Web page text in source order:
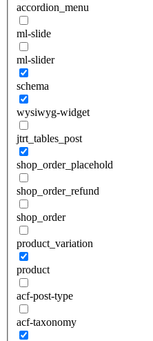
accordion_menu
ml-slide
ml-slider
schema
wysiwyg-widget
jtrt_tables_post
shop_order_placehold
shop_order_refund
shop_order
product_variation
product
acf-post-type
acf-taxonomy